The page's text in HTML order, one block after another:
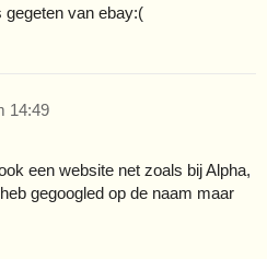
gegeten van ebay:(
14:49
een website net zoals bij Alpha,
gegoogled op de naam maar